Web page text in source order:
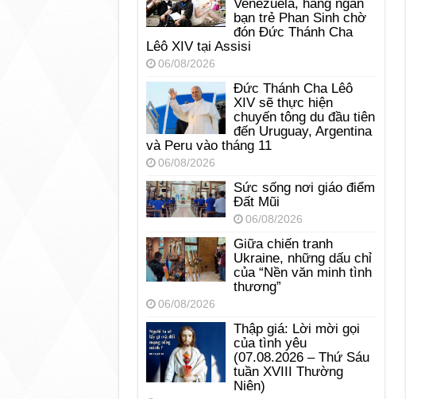
Venezuela, hàng ngàn
bạn trẻ Phan Sinh chờ
đón Đức Thánh Cha
Lêô XIV tại Assisi
06/08/2026
Đức Thánh Cha Lêô
XIV sẽ thực hiện
chuyến tông du đầu tiên
đến Uruguay, Argentina
và Peru vào tháng 11
06/08/2026
Sức sống nơi giáo điểm
Đất Mũi
06/08/2026
Giữa chiến tranh
Ukraine, những dấu chỉ
của “Nền văn minh tình
thương”
06/08/2026
Thập giá: Lời mời gọi
của tình yêu
(07.08.2026 – Thứ Sáu
tuần XVIII Thường
Niên)